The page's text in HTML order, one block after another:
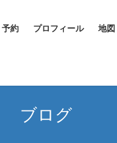
予約 プロフィール 地図
ブログ